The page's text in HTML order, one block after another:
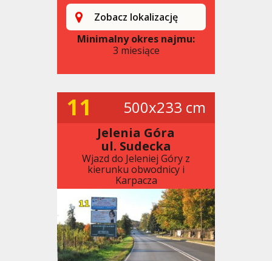
Zobacz lokalizację
Minimalny okres najmu:
3 miesiące
11 500x233 cm
Jelenia Góra
ul. Sudecka
Wjazd do Jeleniej Góry z
kierunku obwodnicy i
Karpacza